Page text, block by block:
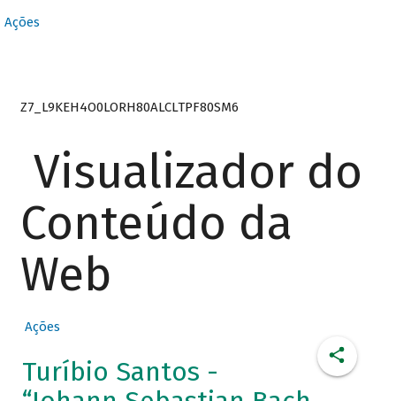
Ações
Z7_L9KEH4O0LORH80ALCLTPF80SM6
Visualizador do
Conteúdo da
Web
Ações
Turíbio Santos -